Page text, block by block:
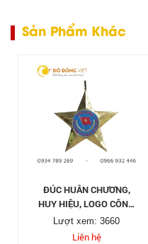
Sản Phẩm Khác
ĐÚC HUÂN CHƯƠNG,
HUY HIỆU, LOGO CÔNG
TY
Lượt xem: 3660
Liên hệ